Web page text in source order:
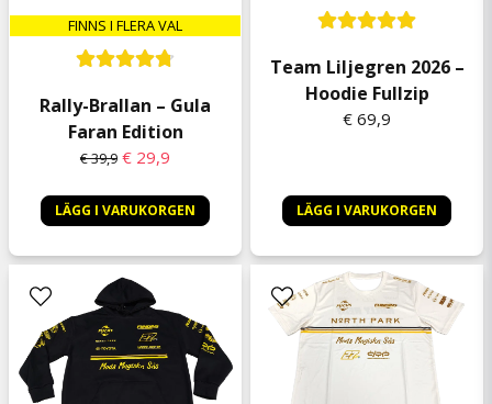
FINNS I FLERA VAL
Rally-Brallan – Gula
Faran Edition
€ 39,9 € 29,9
LÄGG I VARUKORGEN
Team Liljegren 2026 –
Hoodie Fullzip
€ 69,9
LÄGG I VARUKORGEN